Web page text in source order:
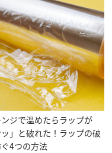
ジで温めたらラップが
ッ」と破れた！ラップの破
4つの方法